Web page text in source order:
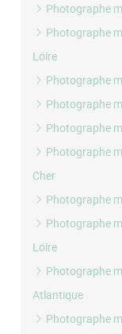
Photographe
Photographe
Loire
Photographe
Photographe
Photographe
Photographe
Cher
Photographe
Photographe
Loire
Photographe
Atlantique
Photographe